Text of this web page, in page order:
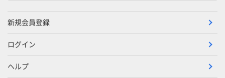
新規会員登録
ログイン
ヘルプ